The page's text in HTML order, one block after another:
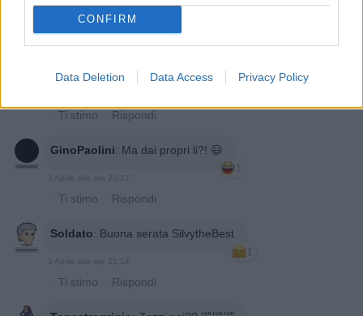
CONFIRM
Data Deletion Data Access Privacy Policy
Isotta:Monodose sapevo punto erba punto
croce,catenella ,pieno e altri che le Orsoline erano
· Ti stimo · Rispondi
GinoPaolini: Ma dai propri li?! 😃
1
3 Aprile alle ore 20:17
· Ti stimo · Rispondi
Soldato: Buona serata SilvytheBest
1
3 Aprile alle ore 21:14
· Ti stimo · Rispondi